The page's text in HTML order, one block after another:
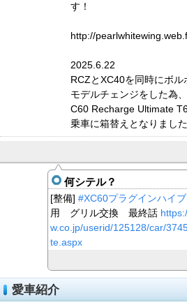
す！
http://
2025.6.22
RCZとXC40を同時にボル
モデルチェンジをした為
C60 Recharge Ultimate
乗車に箱替えとなりました
何シテル？
[整備] #XC60プラグインハイ
用 グリル交換 最終話
w.co.jp/userid/125128/car/
te.aspx
愛車紹介